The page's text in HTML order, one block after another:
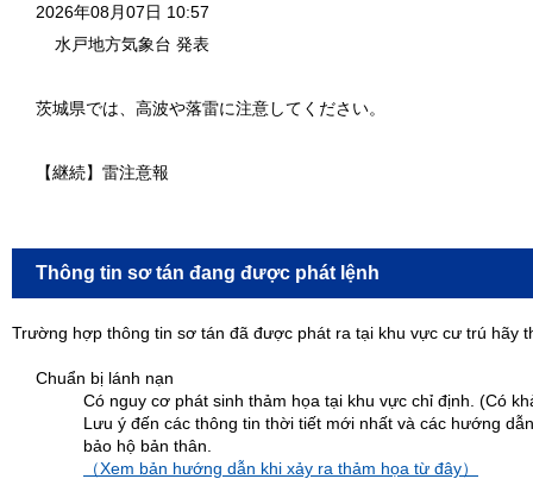
2026年08月07日 10:57
水戸地方気象台 発表
茨城県では、高波や落雷に注意してください。
【継続】雷注意報
Thông tin sơ tán đang được phát lệnh
Trường hợp thông tin sơ tán đã được phát ra tại khu vực cư trú hãy
Chuẩn bị lánh nạn
Có nguy cơ phát sinh thảm họa tại khu vực chỉ định. (Có
Lưu ý đến các thông tin thời tiết mới nhất và các hướng
bảo hộ bản thân.
（Xem bản hướng dẫn khi xảy ra thảm họa từ đây）